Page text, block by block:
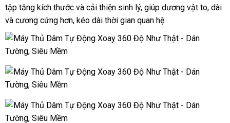
tập tăng kích thước và cải thiện sinh lý, giúp dương vật to, dài
và cương cứng hơn, kéo dài thời gian quan hệ.